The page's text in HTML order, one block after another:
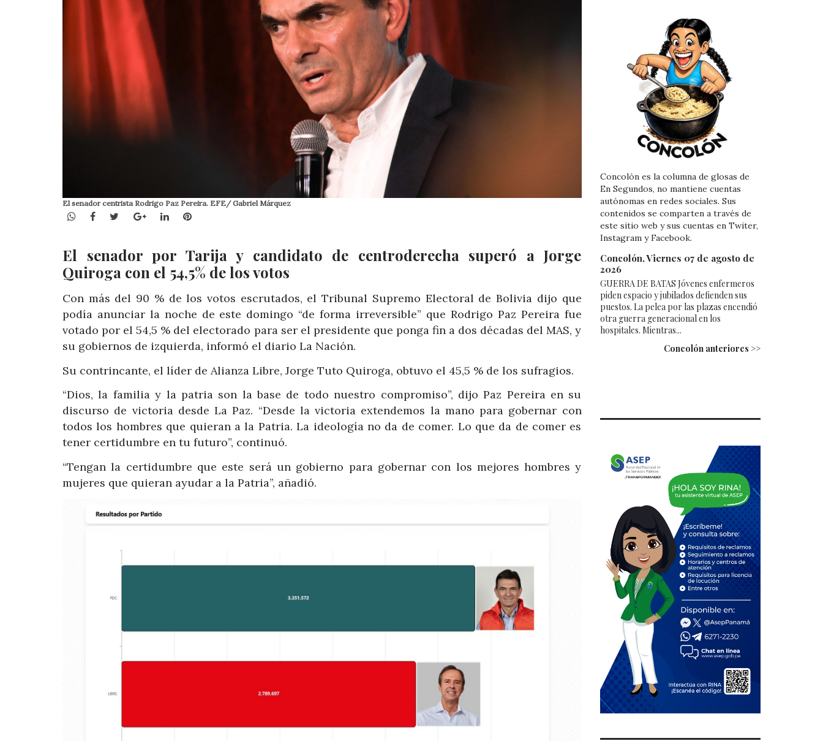
El senador centrista Rodrigo Paz Pereira. EFE/ Gabriel Márquez
WhatsApp
Facebook
TwitterGoogle+LinkedInPinterest
El senador por Tarija y candidato de centroderecha superó a Jorge
Quiroga con el 54,5% de los votos
Con más del 90 % de los votos escrutados, el Tribunal Supremo Electoral de Bolivia dijo que
podía anunciar la noche de este domingo “de forma irreversible” que Rodrigo Paz Pereira fue
votado por el 54,5 % del electorado para ser el presidente que ponga fin a dos décadas del MAS, y
su gobiernos de izquierda, informó el diario La Nación.
Su contrincante, el líder de Alianza Libre, Jorge Tuto Quiroga, obtuvo el 45,5 % de los sufragios.
“Dios, la familia y la patria son la base de todo nuestro compromiso”, dijo Paz Pereira en su
discurso de victoria desde La Paz. “Desde la victoria extendemos la mano para gobernar con
todos los hombres que quieran a la Patria. La ideología no da de comer. Lo que da de comer es
tener certidumbre en tu futuro”, continuó.
“Tengan la certidumbre que este será un gobierno para gobernar con los mejores hombres y
mujeres que quieran ayudar a la Patria”, añadió.
Concolón es la columna de glosas de
En Segundos, no mantiene cuentas
autónomas en redes sociales. Sus
contenidos se comparten a través de
este sitio web y sus cuentas en Twiter,
Instagram y Facebook.
Concolón, Viernes 07 de agosto de
2026
GUERRA DE BATAS Jóvenes enfermeros
piden espacio y jubilados defienden sus
puestos. La pelea por las plazas encendió
otra guerra generacional en los
hospitales. Mientras...
Concolón anteriores >>